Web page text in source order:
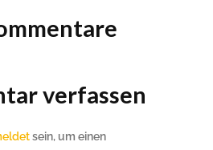
verfassen
sein, um einen